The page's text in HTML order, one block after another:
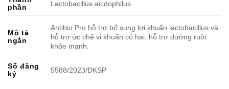
phần
Lactobacillus acidophilus
Mô tả
ngắn
Antibio Pro hỗ trợ bổ sung lợi khuẩn lactobacillus và
hỗ trợ ức chế vi khuẩn có hại, hỗ trợ đường ruột
khỏe mạnh.
Số đăng
ký
5588/2023/ĐKSP